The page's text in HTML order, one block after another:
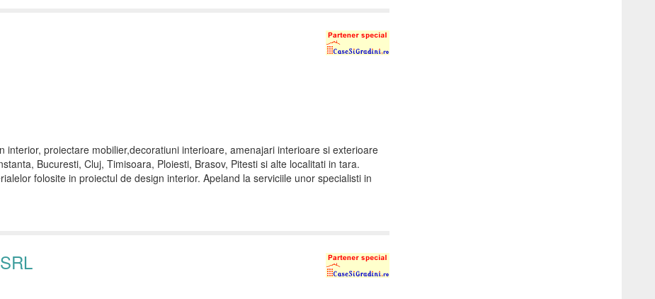
proiectare mobilier,decoratiuni interioare, amenajari interioare si exterioare
Bucuresti, Cluj, Timisoara, Ploiesti, Brasov, Pitesti si alte localitati in tara.
folosite in proiectul de design interior. Apeland la serviciile unor specialisti in